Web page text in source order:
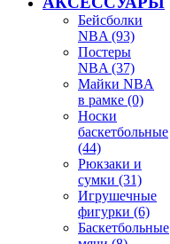
Бейсболки
NBA (93)
Постеры
NBA (37)
Майки NBA
в рамке (0)
Носки
баскетбольные
(44)
Рюкзаки и
сумки (31)
Игрушечные
фигурки (6)
Баскетбольные